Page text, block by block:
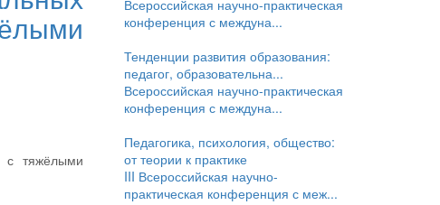
с тяжёлыми
Всероссийская научно-практическая
конференция с междуна...
Тенденции развития образования:
педагог, образовательна...
Всероссийская научно-практическая
конференция с междуна...
Педагогика, психология, общество:
от теории к практике
III Всероссийская научно-
практическая конференция с меж...